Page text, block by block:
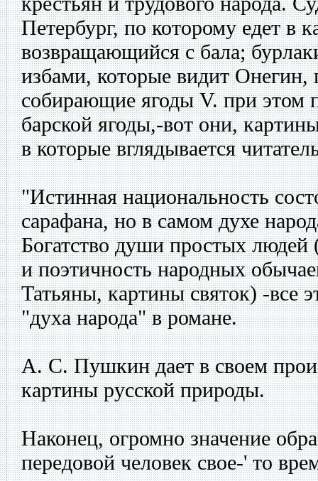
Петербург, по которому едет в
возвращающийся с бала;
избами, которые видит
собирающие ягоды V. при этом
барской ягоды,-вот они,
в которые вглядывается
"Истинная национальность
сарафана, но в самом духе
Богатство души простых людей
и поэтичность народных
Татьяны, картины святок) -все
"духа народа" в романе.
А. С. Пушкин дает в своем
картины русской природы.
Наконец, огромно значение
передовой человек свое-' то